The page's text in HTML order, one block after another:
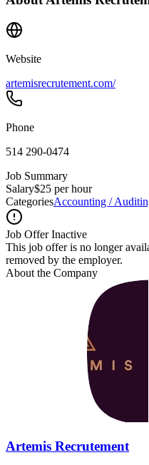
Website
artemisrecrutement.com/
Phone
514 290-0474
Job Summary
Salary$25 per hour
CategoriesAccounting /
Job Offer Inactive
This job offer is no longer
removed by the employer.
About the Company
Artemis Recrutement